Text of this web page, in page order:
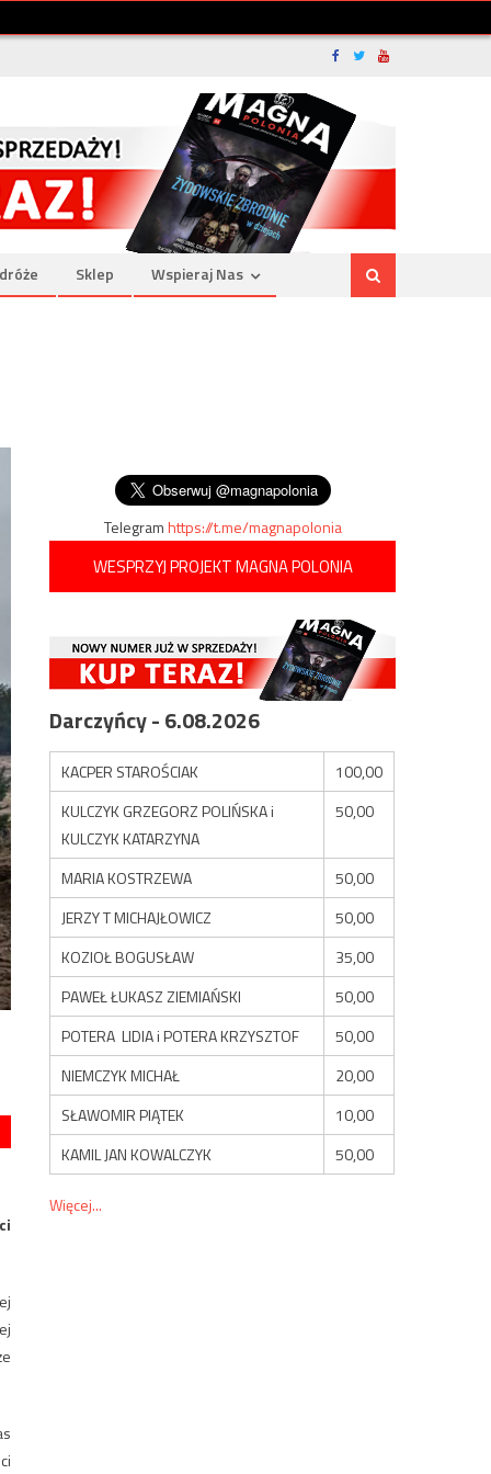
Sklep Wspieraj Nas
Telegramhttps://t.me/magnapolonia
WESPRZYJ PROJEKT MAGNA POLONIA
Darczyńcy - 6.08.2026
KACPER STAROŚCIAK
100,00
KULCZYK GRZEGORZ POLIŃSKA i
KULCZYK KATARZYNA
50,00
MARIA KOSTRZEWA
50,00
JERZY T MICHAJŁOWICZ
50,00
KOZIOŁ BOGUSŁAW
35,00
PAWEŁ ŁUKASZ ZIEMIAŃSKI
50,00
POTERA LIDIA i POTERA KRZYSZTOF
50,00
NIEMCZYK MICHAŁ
20,00
SŁAWOMIR PIĄTEK
10,00
KAMIL JAN KOWALCZYK
50,00
Więcej...